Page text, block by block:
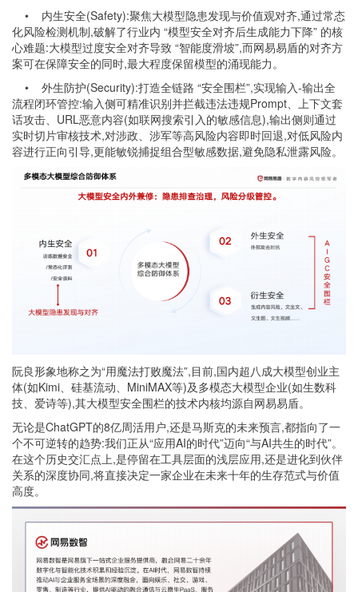
• 内生安全(Safety):聚焦大模型隐患发现与价值观对齐,通过常态
化风险检测机制,破解了行业内 “模型安全对齐后生成能力下降” 的核
心难题:大模型过度安全对齐导致 “智能度滑坡”,而网易易盾的对齐方
案可在保障安全的同时,最大程度保留模型的涌现能力。
• 外生防护(Security):打造全链路 “安全围栏”,实现输入-输出全
流程闭环管控:输入侧可精准识别并拦截违法违规Prompt、上下文套
话攻击、URL恶意内容(如联网搜索引入的敏感信息),输出侧则通过
实时切片审核技术,对涉政、涉军等高风险内容即时回退,对低风险内
容进行正向引导,更能敏锐捕捉组合型敏感数据,避免隐私泄露风险。
阮良形象地称之为“用魔法打败魔法”,目前,国内超八成大模型创业主
体(如Kimi、硅基流动、MiniMAX等)及多模态大模型企业(如生数科
技、爱诗等),其大模型安全围栏的技术内核均源自网易易盾。
无论是ChatGPT的8亿周活用户,还是马斯克的未来预言,都指向了一
个不可逆转的趋势:我们正从“应用AI的时代”迈向“与AI共生的时代”。
在这个历史交汇点上,是停留在工具层面的浅层应用,还是进化到伙伴
关系的深度协同,将直接决定一家企业在未来十年的生存范式与价值
高度。